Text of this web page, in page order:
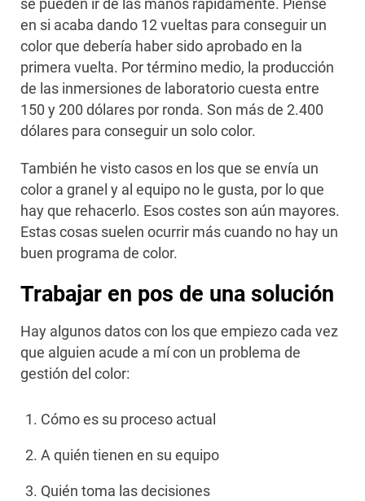
se pueden ir de las manos rápidamente. Piense
en si acaba dando 12 vueltas para conseguir un
color que debería haber sido aprobado en la
primera vuelta. Por término medio, la producción
de las inmersiones de laboratorio cuesta entre
150 y 200 dólares por ronda. Son más de 2.400
dólares para conseguir un solo color.
También he visto casos en los que se envía un
color a granel y al equipo no le gusta, por lo que
hay que rehacerlo. Esos costes son aún mayores.
Estas cosas suelen ocurrir más cuando no hay un
buen programa de color.
Trabajar en pos de una solución
Hay algunos datos con los que empiezo cada vez
que alguien acude a mí con un problema de
gestión del color:
Cómo es su proceso actual
A quién tienen en su equipo
Quién toma las decisiones